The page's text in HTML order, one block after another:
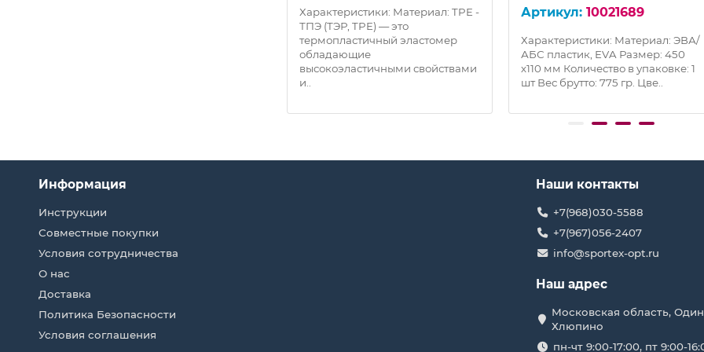
Характеристики: Материал: TPE -
ТПЭ (ТЭР, TPE) — это
термопластичный эластомер
обладающие
высокоэластичными свойствами
и..
10021689
Характеристики: Материал: ЭВА/
АБС пластик, EVA Размер: 450
х110 мм Количество в упаковке: 1
шт Вес брутто: 775 гр. Цве..
Информация
Инструкции
Совместные покупки
Условия сотрудничества
О нас
Доставка
Политика Безопасности
Условия соглашения
Наши контакты
+7(968)030-5588
+7(967)056-2407
info@sportex-opt.ru
Наш адрес
Московская область,
Хлюпино
пн-чт 9:00-17:00, пт 9:00-